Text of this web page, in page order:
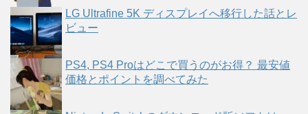
LG Ultrafine 5K ディスプレイへ移行した話とレ
ビュー
PS4, PS4 Proはどこで買うのがお得？ 最安値
価格とポイントを調べてみた